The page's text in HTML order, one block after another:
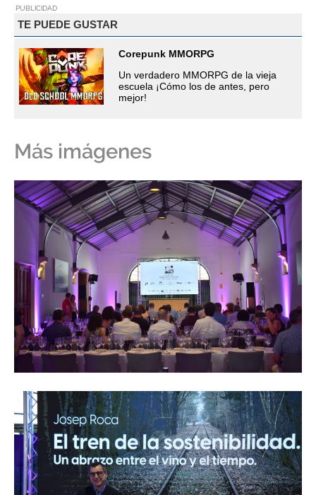
PUBLICIDAD
TE PUEDE GUSTAR
Corepunk MMORPG
Un verdadero MMORPG de la vieja
escuela ¡Cómo los de antes, pero
mejor!
Más imágenes